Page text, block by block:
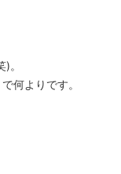
。
何よりです。